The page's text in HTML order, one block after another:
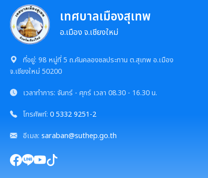
เทศบาลเมืองสุเทพ
อ.เมือง จ.เชียงใหม่
ที่อยู่: 98 หมู่ที่ 5 ถ.คันคลองชลประทาน ต.สุเทพ อ.เมือง
จ.เชียงใหม่ 50200
เวลาทำการ: จันทร์ - ศุกร์ เวลา 08.30 - 16.30 น.
โทรศัพท์: 0 5332 9251-2
อีเมล: saraban@suthep.go.th